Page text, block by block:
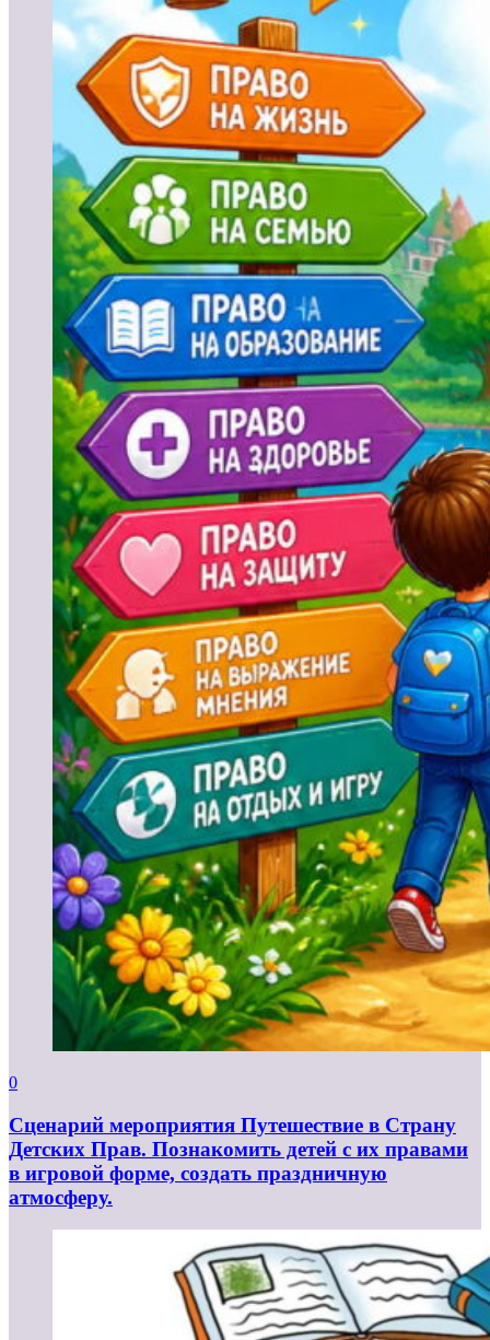
0
Сценарий мероприятия Путешествие в Страну
Детских Прав. Познакомить детей с их правами
в игровой форме, создать праздничную
атмосферу.